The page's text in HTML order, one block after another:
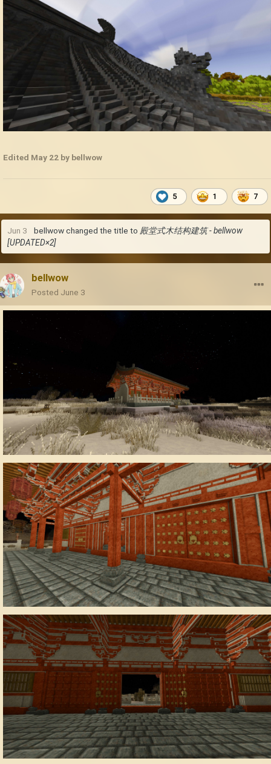
Edited May 22 by bellwow
5 1 7
Jun 3 bellwowchanged the title to 殿堂式木结构建筑 - bellwow
[UPDATED×2]
bellwow
Posted June 3